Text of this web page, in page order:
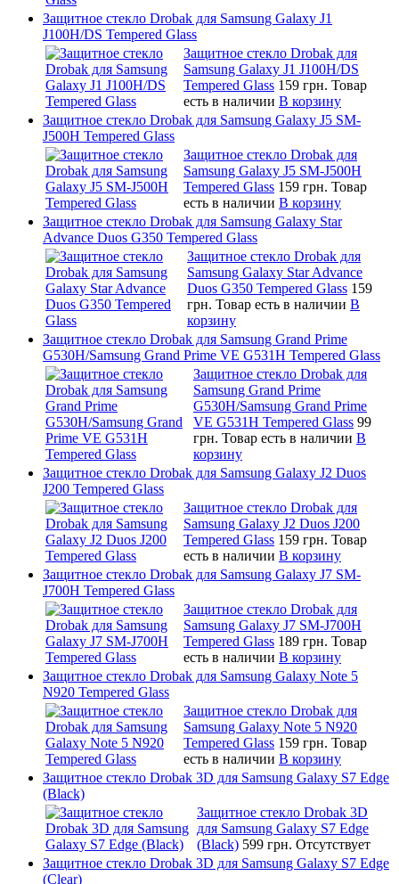
Защитное стекло Drobak для Samsung Galaxy J1
J100H/DS Tempered Glass
Защитное стекло Drobak для
Samsung Galaxy J1 J100H/DS
Tempered Glass 159 грн. Товар
есть в наличии В корзину
Защитное стекло Drobak для Samsung Galaxy J5 SM-
J500H Tempered Glass
Защитное стекло Drobak для
Samsung Galaxy J5 SM-J500H
Tempered Glass 159 грн. Товар
есть в наличии В корзину
Защитное стекло Drobak для Samsung Galaxy Star
Advance Duos G350 Tempered Glass
Защитное стекло Drobak для
Samsung Galaxy Star Advance
Duos G350 Tempered Glass 159
грн. Товар есть в наличии В
корзину
Защитное стекло Drobak для Samsung Grand Prime
G530H/Samsung Grand Prime VE G531H Tempered Glass
Защитное стекло Drobak для
Samsung Grand Prime
G530H/Samsung Grand Prime
VE G531H Tempered Glass 99
грн. Товар есть в наличии В
корзину
Защитное стекло Drobak для Samsung Galaxy J2 Duos
J200 Tempered Glass
Защитное стекло Drobak для
Samsung Galaxy J2 Duos J200
Tempered Glass 159 грн. Товар
есть в наличии В корзину
Защитное стекло Drobak для Samsung Galaxy J7 SM-
J700H Tempered Glass
Защитное стекло Drobak для
Samsung Galaxy J7 SM-J700H
Tempered Glass 189 грн. Товар
есть в наличии В корзину
Защитное стекло Drobak для Samsung Galaxy Note 5
N920 Tempered Glass
Защитное стекло Drobak для
Samsung Galaxy Note 5 N920
Tempered Glass 159 грн. Товар
есть в наличии В корзину
Защитное стекло Drobak 3D для Samsung Galaxy S7 Edge
(Black)
Защитное стекло Drobak 3D
для Samsung Galaxy S7 Edge
(Black) 599 грн. Отсутствует
Защитное стекло Drobak 3D для Samsung Galaxy S7 Edge
(Clear)